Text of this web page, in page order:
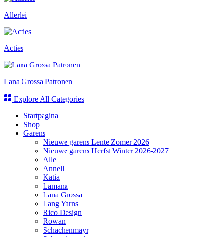
Allerlei
Acties
Lana Grossa Patronen
Explore All Categories
Startpagina
Shop
Garens
Nieuwe garens Lente Zomer 2026
Nieuwe garens Herfst Winter 2026-2027
Alle
Annell
Katia
Lamana
Lana Grossa
Lang Yarns
Rico Design
Rowan
Schachenmayr